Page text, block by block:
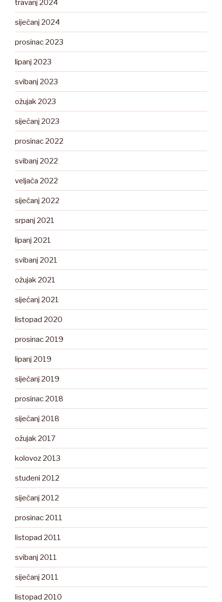
travanj 2024
siječanj 2024
prosinac 2023
lipanj 2023
svibanj 2023
ožujak 2023
siječanj 2023
prosinac 2022
svibanj 2022
veljača 2022
siječanj 2022
srpanj 2021
lipanj 2021
svibanj 2021
ožujak 2021
siječanj 2021
listopad 2020
prosinac 2019
lipanj 2019
siječanj 2019
prosinac 2018
siječanj 2018
ožujak 2017
kolovoz 2013
studeni 2012
siječanj 2012
prosinac 2011
listopad 2011
svibanj 2011
siječanj 2011
listopad 2010